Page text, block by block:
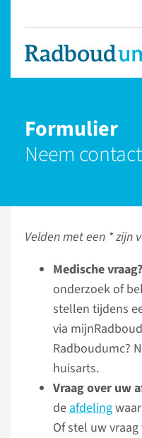
Formulier
Neem
Velden met een * zijn
Medische vraag?
onderzoek of
stellen tijdens
via
Radboudumc?
huisarts.
Vraag over uw
deafdeling
Of stel uw vraag